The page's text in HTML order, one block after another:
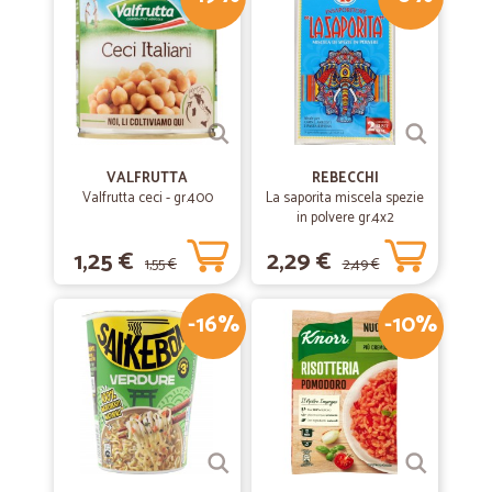
Prima spesa effettuata, puntualità nella consegna, i 2 prodotti che
mancavano (comprensibile con l'emergenza sanitaria in corso) sono
stati rimborsati tramite buono spesa sulla prossima fornitura. Unica
nota negativa, le pere non erano freschissime ma anzi erano molto
mature al limite del mangiabile
Buon servizio!
01/03/2020
Gianvito R.
Il supermercato a casa!
Favoloso ricevere comodamente a casa la tua spesa potendo
scegliere tra un assortimento completo ed il tutto ad un prezzo
07/03/2020
—Mayla S.
VALFRUTTA
Valfrutta ceci - gr.400
1,25 € 1,55 €
REBECCHI
La saporita miscela spezie
in polvere gr.4x2
2,29 € 2,49 €
-16% -10%